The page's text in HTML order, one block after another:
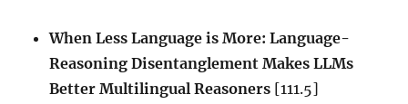
When Less Language is More: Language-
Reasoning Disentanglement Makes LLMs
Better Multilingual Reasoners [111.5]